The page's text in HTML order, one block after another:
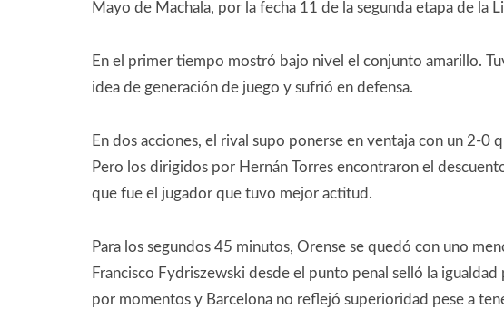
Mayo de Machala, por la fecha 11 de la segunda etapa de la
En el primer tiempo mostró bajo nivel el conjunto amarillo.
idea de generación de juego y sufrió en defensa.
En dos acciones, el rival supo ponerse en ventaja con un 2-
Pero los dirigidos por Hernán Torres encontraron el
que fue el jugador que tuvo mejor actitud.
Para los segundos 45 minutos, Orense se quedó con uno
Francisco Fydriszewski desde el punto penal selló la
por momentos y Barcelona no reflejó superioridad pese a